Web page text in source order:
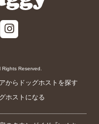
Reserved.
からドッグホストを探す
ホストになる